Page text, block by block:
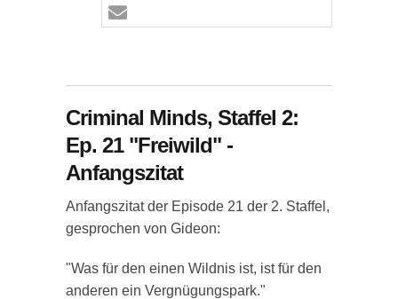
Criminal Minds, Staffel 2:
Ep. 21 "Freiwild" -
Anfangszitat
Anfangszitat der Episode 21 der 2. Staffel,
gesprochen von Gideon:
"Was für den einen Wildnis ist, ist für den
anderen ein Vergnügungspark."